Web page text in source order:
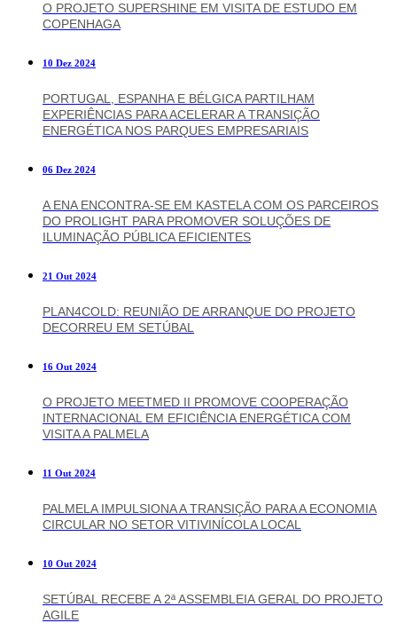
O PROJETO SUPERSHINE EM VISITA DE ESTUDO EM
COPENHAGA
10 Dez 2024
PORTUGAL, ESPANHA E BÉLGICA PARTILHAM
EXPERIÊNCIAS PARA ACELERAR A TRANSIÇÃO
ENERGÉTICA NOS PARQUES EMPRESARIAIS
06 Dez 2024
A ENA ENCONTRA-SE EM KASTELA COM OS PARCEIROS
DO PROLIGHT PARA PROMOVER SOLUÇÕES DE
ILUMINAÇÃO PÚBLICA EFICIENTES
21 Out 2024
PLAN4COLD: REUNIÃO DE ARRANQUE DO PROJETO
DECORREU EM SETÚBAL
16 Out 2024
O PROJETO MEETMED II PROMOVE COOPERAÇÃO
INTERNACIONAL EM EFICIÊNCIA ENERGÉTICA COM
VISITA A PALMELA
11 Out 2024
PALMELA IMPULSIONA A TRANSIÇÃO PARA A ECONOMIA
CIRCULAR NO SETOR VITIVINÍCOLA LOCAL
10 Out 2024
SETÚBAL RECEBE A 2ª ASSEMBLEIA GERAL DO PROJETO
AGILE